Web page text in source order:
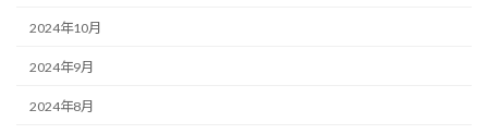
2024年10月
2024年9月
2024年8月